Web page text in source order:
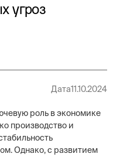
угроз
Дата11.10.2024
роль в экономике
производство и
Однако, с развитием